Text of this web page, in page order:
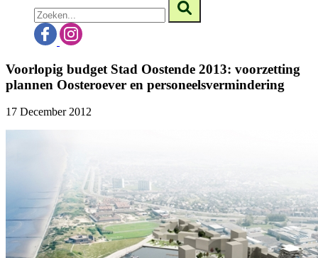
Voorlopig budget Stad Oostende 2013: voorzetting
plannen Oosteroever en personeelsvermindering
17 December 2012